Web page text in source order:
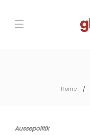
Home
Aussepolitik